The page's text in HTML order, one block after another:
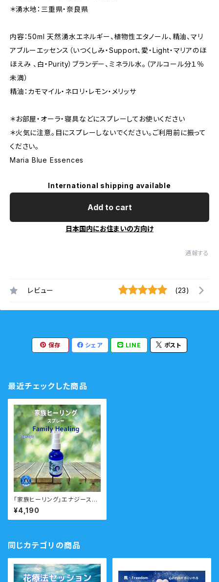
＊湧水地：三重県・奈良県
内容：50ml 天然湧水エネルギー、植物性エタノール、精油、マリ
アブルーエッセンス（いつくしみ・Support、愛・Light・マリアのほ
ほえみ 、白・Purity）ブランデー、ミネラル水。（アルコール分１％
未満）
精油：カモマイル・ネロリ・レモン・メリッサ
＊お部屋・オーラ・寝具などにスプレーしてお使いください
＊火気に注意。目にスプレーしないでください。ご利用前に振って
ください。
Maria Blue Essences
International shipping available
Add to cart
日本国内にお住まいの方向け
通報する
レビュー (23)
保存 シェア LINE ポスト
最近チェックした商品
「家族ヒーリング」エナジースプ
レー 家族との関係にすれ違い
や葛藤を感じたときー 瞑想音
声ガイド付き マリアウォーター
¥4,190
同じカテゴリの商品